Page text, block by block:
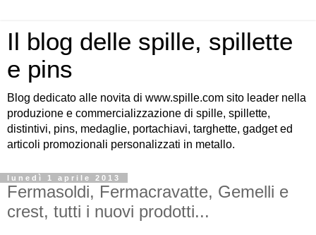
Il blog delle spille, spillette
e pins
Blog dedicato alle novita di www.spille.com sito leader nella
produzione e commercializzazione di spille, spillette,
distintivi, pins, medaglie, portachiavi, targhette, gadget ed
articoli promozionali personalizzati in metallo.
lunedì 1 aprile 2013
Fermasoldi, Fermacravatte, Gemelli e
crest, tutti i nuovi prodotti...